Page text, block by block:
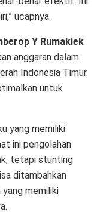
ucapnya.
Y Rumakiek
anggaran dalam
Indonesia Timur.
untuk
yang memiliki
ini pengolahan
tetapi stunting
ditambahkan
yang memiliki